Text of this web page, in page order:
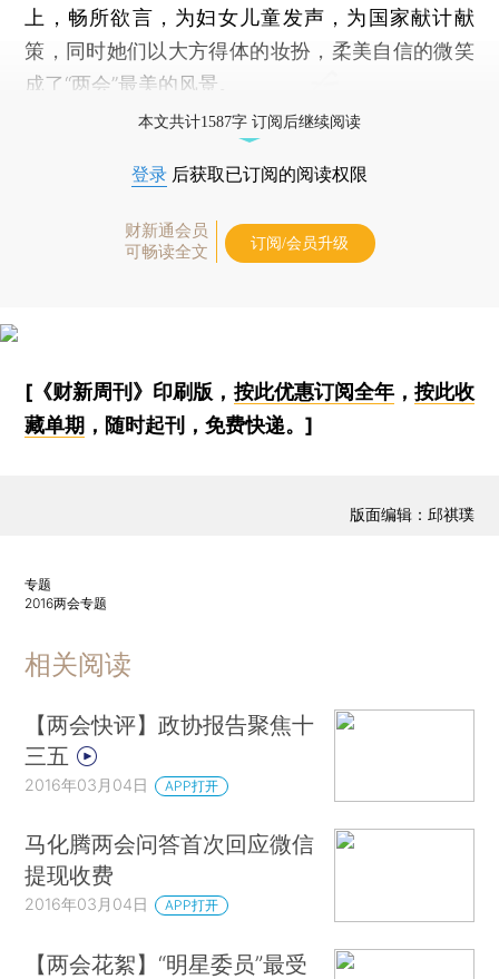
上，畅所欲言，为妇女儿童发声，为国家献计献
策，同时她们以大方得体的妆扮，柔美自信的微笑
成了“两会”最美的风景。
本文共计1587字 订阅后继续阅读
登录 后获取已订阅的阅读权限
财新通会员
可畅读全文
订阅/会员升级
[《财新周刊》印刷版， 按此优惠订阅全年， 按此收
藏单期 ，随时起刊，免费快递。]
版面编辑：邱祺璞
专题
2016两会专题
相关阅读
【两会快评】政协报告聚焦十
三五
2016年03月04日 APP打开
马化腾两会问答首次回应微信
提现收费
2016年03月04日 APP打开
【两会花絮】“明星委员”最受